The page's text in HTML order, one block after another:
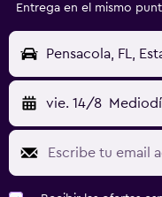
Entrega en el mismo
Pensacola, FL,
vie. 14/8